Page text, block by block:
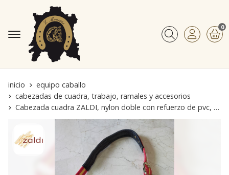
Buscar
0
inicio
equipo caballo
cabezadas de cuadra, trabajo, ramales y accesorios
Cabezada cuadra ZALDI, nylon doble con refuerzo de pvc, color bandera España